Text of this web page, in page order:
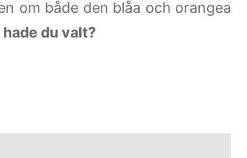
om både den blåa och orangea
du valt?